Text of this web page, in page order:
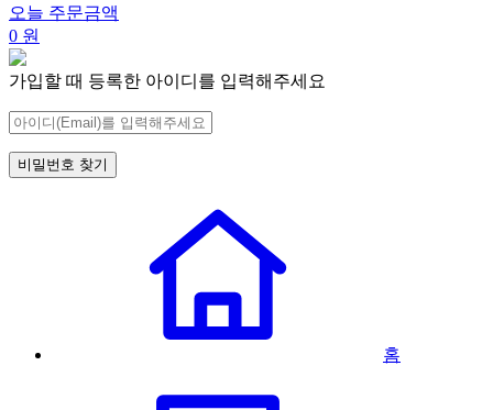
오늘 주문금액
0 원
가입할 때 등록한 아이디를 입력해주세요
비밀번호 찾기
홈